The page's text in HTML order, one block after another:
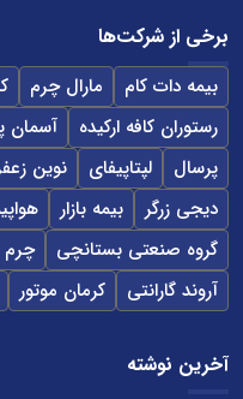
برخی از شرکت‌ها
بیمه دات کام مارال چرم
رستوران کافه ارکیده
آسمان
پرسال
لپتاپیفای نوین
دیجی زرگر
بیمه بازار
گروه صنعتی بستانچی
آروند گارانتی
کرمان موتور
آخرین نوشته